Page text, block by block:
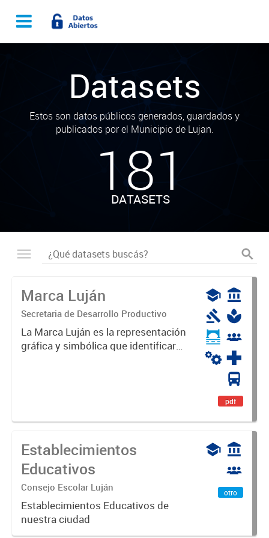
Datasets
Estos son datos públicos generados, guardados y
publicados por el Municipio de Lujan.
181
DATASETS
Marca Luján
Secretaria de Desarrollo Productivo
La Marca Luján es la representación
gráfica y simbólica que identificará
pdf
Establecimientos
Educativos
Consejo Escolar Luján
Establecimientos Educativos de
nuestra ciudad
otro